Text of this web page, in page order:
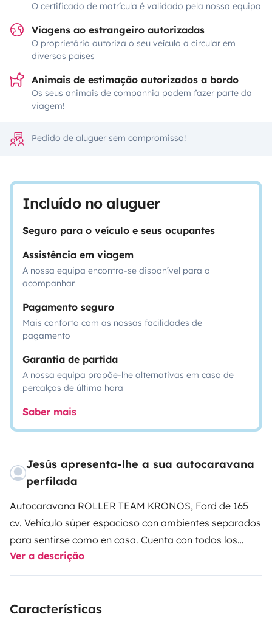
O certificado de matrícula é validado pela nossa equipa
Viagens ao estrangeiro autorizadas
O proprietário autoriza o seu veículo a circular em
diversos países
Animais de estimação autorizados a bordo
Os seus animais de companhia podem fazer parte da
viagem!
Pedido de aluguer sem compromisso!
Incluído no aluguer
Seguro para o veículo e seus ocupantes
Assistência em viagem
A nossa equipa encontra-se disponível para o
acompanhar
Pagamento seguro
Mais conforto com as nossas facilidades de
pagamento
Garantia de partida
A nossa equipa propõe-lhe alternativas em caso de
percalços de última hora
Saber mais
Jesús apresenta-lhe a sua autocaravana
perfilada
Autocaravana ROLLER TEAM KRONOS, Ford de 165
cv. Vehículo súper espacioso con ambientes separados
para sentirse como en casa. Cuenta con todos los
servicios básicos de una autocaravana y más!
de 5 plazas - Cama doble en isla, cama doble eléctrica
isofix, garaje XXL y puerta vivienda XL.
Ver a descrição
Características